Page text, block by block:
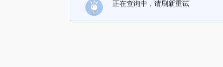
正在查询中，请刷新重试